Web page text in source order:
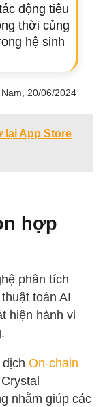
động tiêu
thời củng
hệ sinh
20/06/2024
lại App Store
hợp
phân tích
toán AI
hiện hành vi
On-chain
nhằm giúp các